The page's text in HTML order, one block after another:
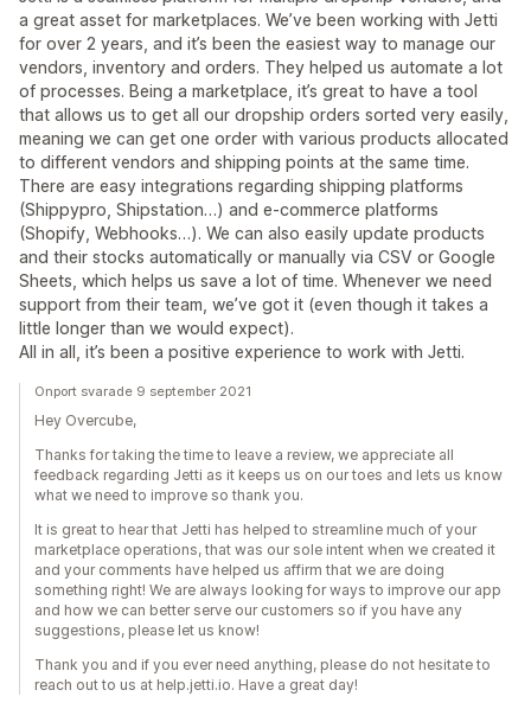
a great asset for marketplaces. We’ve been working with Jetti
for over 2 years, and it’s been the easiest way to manage our
vendors, inventory and orders. They helped us automate a lot
of processes. Being a marketplace, it’s great to have a tool
that allows us to get all our dropship orders sorted very easily,
meaning we can get one order with various products allocated
to different vendors and shipping points at the same time.
There are easy integrations regarding shipping platforms
(Shippypro, Shipstation…) and e-commerce platforms
(Shopify, Webhooks…). We can also easily update products
and their stocks automatically or manually via CSV or Google
Sheets, which helps us save a lot of time. Whenever we need
support from their team, we’ve got it (even though it takes a
little longer than we would expect).
All in all, it’s been a positive experience to work with Jetti.
Onport svarade 9 september 2021
Hey Overcube,
Thanks for taking the time to leave a review, we appreciate all
feedback regarding Jetti as it keeps us on our toes and lets us know
what we need to improve so thank you.
It is great to hear that Jetti has helped to streamline much of your
marketplace operations, that was our sole intent when we created it
and your comments have helped us affirm that we are doing
something right! We are always looking for ways to improve our app
and how we can better serve our customers so if you have any
suggestions, please let us know!
Thank you and if you ever need anything, please do not hesitate to
reach out to us at help.jetti.io. Have a great day!